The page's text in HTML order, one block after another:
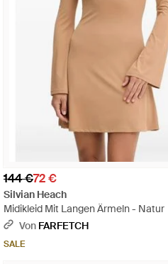
144 €72 €
Silvian Heach
Midikleid Mit Langen Ärmeln - Natur
Von FARFETCH
SALE